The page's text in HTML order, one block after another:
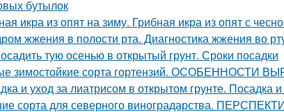
бутылок
икра из опят на зиму. Грибная икра из опят с
жжения в полости рта. Диагностика жжения во
тую осенью в открытый грунт. Сроки посадки
зимостойкие сорта гортензий.
и уход за лиатрисом в открытом грунте. Посадка
сорта для северного виноградарства.